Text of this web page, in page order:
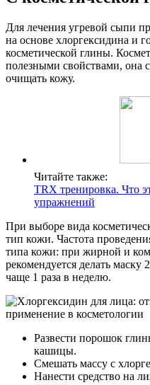
Для лечения угревой сыпи
на основе хлоргексидина и
косметической глины.
полезными свойствами, она
очищать кожу.
Читайте также:
TRX тренировка. Что
упражнений
При выборе вида
тип кожи. Частота
типа кожи: при жирной и
рекомендуется делать маску
чаще 1 раза в неделю.
Развести порошок
кашицы.
Смешать массу с
Нанести средство на